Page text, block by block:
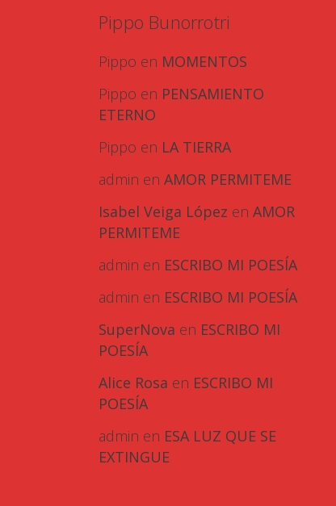
Pippo Bunorrotri
Pippo en MOMENTOS
Pippo en PENSAMIENTO
ETERNO
Pippo en LA TIERRA
admin en AMOR PERMITEME
Isabel Veiga López en AMOR
PERMITEME
admin en ESCRIBO MI POESÍA
admin en ESCRIBO MI POESÍA
SuperNova en ESCRIBO MI
POESÍA
Alice Rosa en ESCRIBO MI
POESÍA
admin en ESA LUZ QUE SE
EXTINGUE